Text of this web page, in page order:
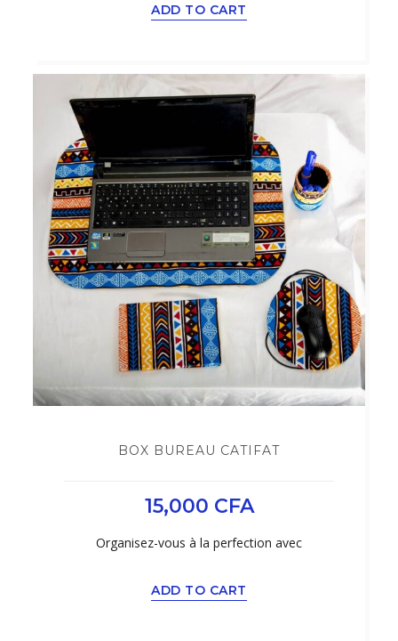
ADD TO CART
BOX BUREAU CATIFAT
15,000 CFA
Organisez-vous à la perfection avec
ADD TO CART